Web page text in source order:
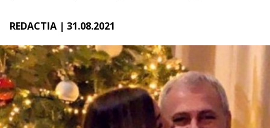
REDACTIA | 31.08.2021